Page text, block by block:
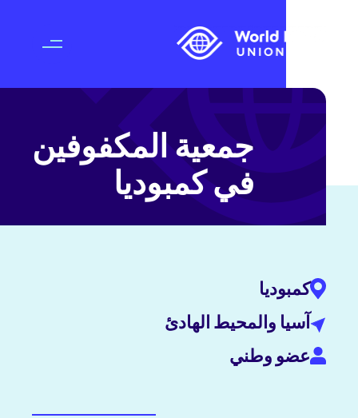
جمعية المكفوفين
في كمبوديا
كمبوديا
آسيا والمحيط الهادئ
عضو وطني